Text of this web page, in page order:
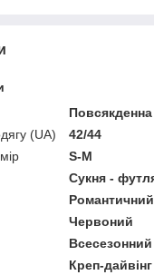
Повсякденна
(UA)
42/44
S-M
Сукня -
Романтичний
Червоний
Всесезонний
Креп-дайвінг